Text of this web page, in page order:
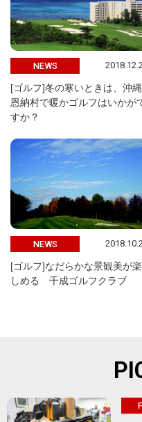
NEWS
[ゴルフ]冬の寒いときは、沖縄
恩納村で暖かゴルフはいかが
すか？
NEWS
[ゴルフ]なだらかな景観美が楽
しめる 千成ゴルフクラブ